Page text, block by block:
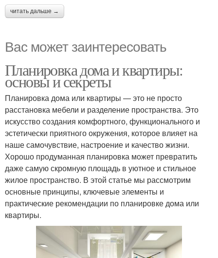
читать дальше →
Вас может заинтересовать
Планировка дома и квартиры:
основы и секреты
Планировка дома или квартиры — это не просто
расстановка мебели и разделение пространства. Это
искусство создания комфортного, функционального и
эстетически приятного окружения, которое влияет на
наше самочувствие, настроение и качество жизни.
Хорошо продуманная планировка может превратить
даже самую скромную площадь в уютное и стильное
жилое пространство. В этой статье мы рассмотрим
основные принципы, ключевые элементы и
практические рекомендации по планировке дома или
квартиры.